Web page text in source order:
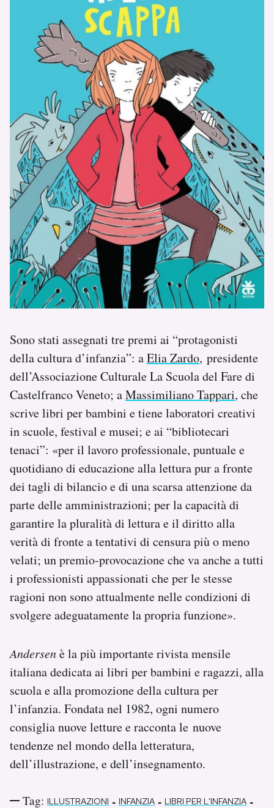
Sono stati assegnati tre premi ai “protagonisti
della cultura d’infanzia”: aElia Zardo, presidente
dell’Associazione Culturale La Scuola del Fare di
Castelfranco Veneto; aMassimiliano Tappari, che
scrive libri per bambini e tiene laboratori creativi
in scuole, festival e musei; e ai “bibliotecari
tenaci”: «per il lavoro professionale, puntuale e
quotidiano di educazione alla lettura pur a fronte
dei tagli di bilancio e di una scarsa attenzione da
parte delle amministrazioni; per la capacità di
garantire la pluralità di lettura e il diritto alla
verità di fronte a tentativi di censura più o meno
velati; un premio-provocazione che va anche a tutti
i professionisti appassionati che per le stesse
ragioni non sono attualmente nelle condizioni di
svolgere adeguatamente la propria funzione».
Andersenè la più importante rivista mensile
italiana dedicata ai libri per bambini e ragazzi, alla
scuola e alla promozione della cultura per
l’infanzia. Fondata nel 1982, ogni numero
consiglia nuove letture e racconta le nuove
tendenze nel mondo della letteratura,
dell’illustrazione, e dell’insegnamento.
Tag: ILLUSTRAZIONI - INFANZIA - LIBRI PER L'INFANZIA -